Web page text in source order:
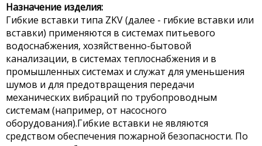
Назначение изделия:
Гибкие вставки типа ZKV (далее - гибкие вставки или
вставки) применяются в системах питьевого
водоснабжения, хозяйственно-бытовой
канализации, в системах теплоснабжения и в
промышленных системах и служат для уменьшения
шумов и для предотвращения передачи
механических вибраций по трубопроводным
системам (например, от насосного
оборудования).Гибкие вставки не являются
средством обеспечения пожарной безопасности. По